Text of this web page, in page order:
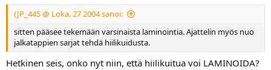
(JP_445 @ Loka. 27 2004 sanoi:
sitten pääsee tekemään varsinaista laminointia. Ajattelin myös nuo
jalkatappien sarjat tehdä hiilikuidusta.
Hetkinen seis, onko nyt niin, että hiilikuitua voi LAMINOIDA?